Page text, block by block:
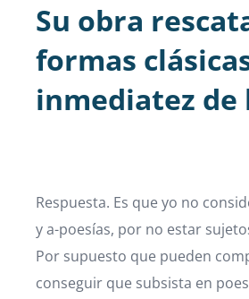
Su obra
formas
inmediatez de
Respuesta. Es que yo no
y a-poesías, por no estar
Por supuesto que pueden
conseguir que subsista en